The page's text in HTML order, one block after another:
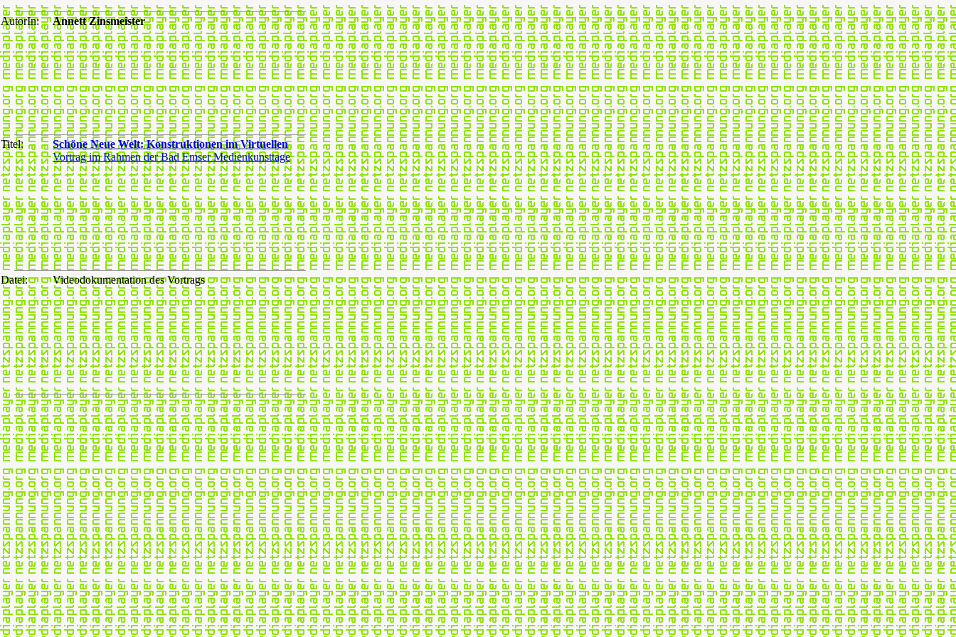
AutorIn: Annett Zinsmeister
Titel:
Schöne Neue Welt: Konstruktionen im Virtuellen
Vortrag im Rahmen der Bad Emser Medienkunsttage
Datei: Videodokumentation des Vortrags